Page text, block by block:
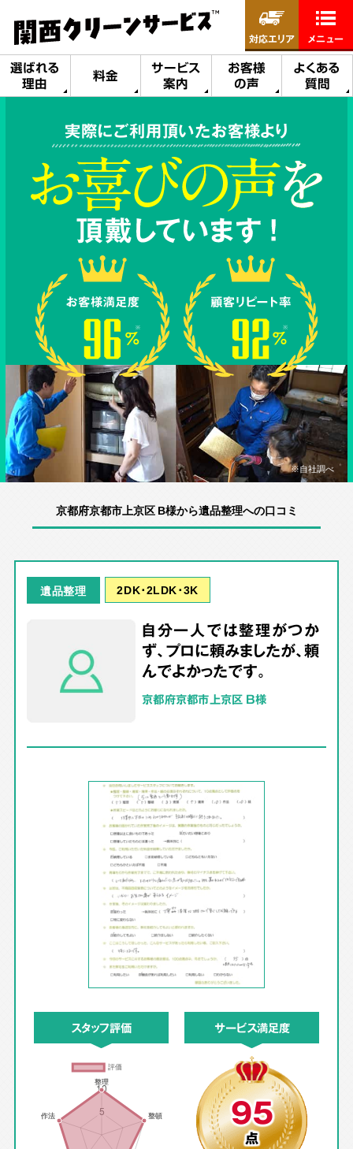
選ばれる
理由
料金
サービス
案内
お客様
の声
よくある
質問
対応エリア メニュー
実際にご利用頂いたお客様より
※自社調べ
京都府京都市上京区 B様から遺品整理への口コミ
遺品整理 2DK･2LDK･3K
自分一人では整理がつか
ず、プロに頼みましたが、頼
んでよかったです。
京都府京都市上京区 B様
スタッフ評価 サービス満足度
95
点